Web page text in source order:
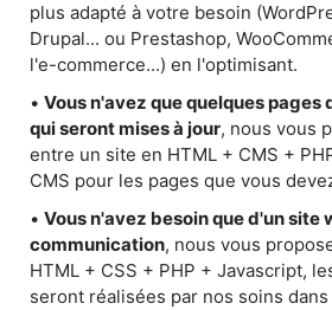
plus adapté à votre besoin
Drupal... ou Prestashop,
l'e-commerce...) en l'optimisant.
• Vous n'avez que quelques pages
qui seront mises à jour, nous vous
entre un site en HTML + CMS +
CMS pour les pages que vous
• Vous n'avez besoin que d'un site
communication, nous vous
HTML + CSS + PHP + Javascript,
seront réalisées par nos soins